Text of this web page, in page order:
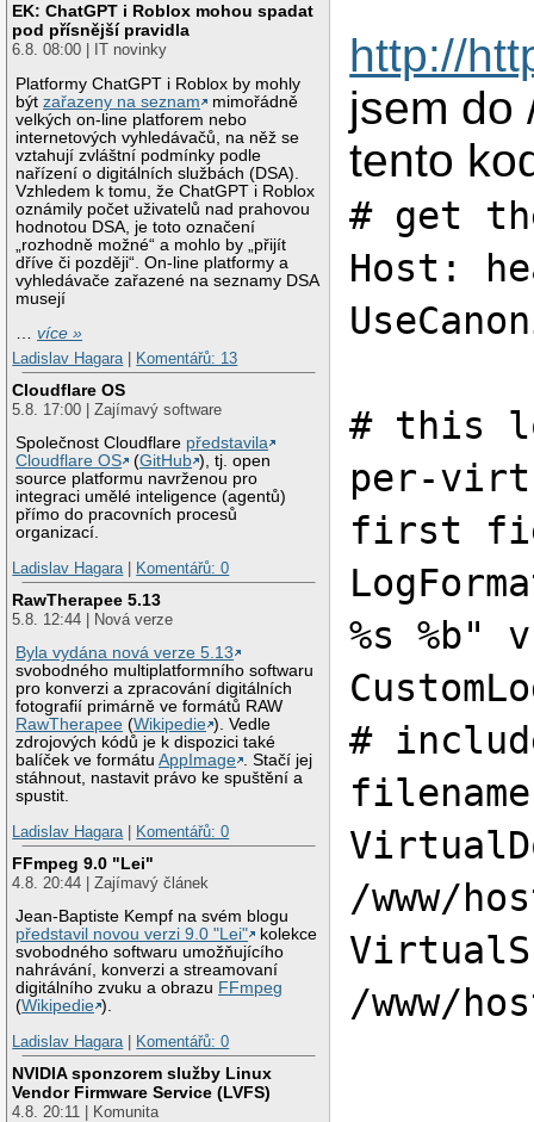
EK: ChatGPT i Roblox mohou spadat
pod přísnější pravidla
6.8. 08:00 | IT novinky
Platformy ChatGPT i Roblox by mohly
býtzařazeny na seznam
mimořádně
velkých on-line platforem nebo
internetových vyhledávačů, na něž se
vztahují zvláštní podmínky podle
nařízení o digitálních službách (DSA).
Vzhledem k tomu, že ChatGPT i Roblox
oznámily počet uživatelů nad prahovou
hodnotou DSA, je toto označení
„rozhodně možné“ a mohlo by „přijít
dříve či později“. On-line platformy a
vyhledávače zařazené na seznamy DSA
musejí
…více »
Ladislav Hagara| Komentářů: 13
Cloudflare OS
5.8. 17:00 | Zajímavý software
Společnost Cloudflare představila
Cloudflare OS
(GitHub ), tj. open
source platformu navrženou pro
integraci umělé inteligence (agentů)
přímo do pracovních procesů
organizací.
Ladislav Hagara| Komentářů: 0
RawTherapee 5.13
5.8. 12:44 | Nová verze
Byla vydána nová verze 5.13
svobodného multiplatformního softwaru
pro konverzi a zpracování digitálních
fotografií primárně ve formátů RAW
RawTherapee (Wikipedie ). Vedle
zdrojových kódů je k dispozici také
balíček ve formátuAppImage . Stačí jej
stáhnout, nastavit právo ke spuštění a
spustit.
Ladislav Hagara| Komentářů: 0
FFmpeg 9.0 "Lei"
4.8. 20:44 | Zajímavý článek
Jean-Baptiste Kempf na svém blogu
představil novou verzi 9.0 "Lei"
kolekce
svobodného softwaru umožňujícího
nahrávání, konverzi a streamovaní
digitálního zvuku a obrazu FFmpeg
(Wikipedie ).
Ladislav Hagara| Komentářů: 0
NVIDIA sponzorem služby Linux
Vendor Firmware Service (LVFS)
4.8. 20:11 | Komunita
http://
jsem do
tento
# get
Host:
# this
per-
first
%s %b"
#
/www/
/www/